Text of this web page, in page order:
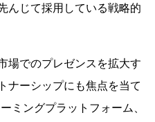
んじて採用している戦略的
場でのプレゼンスを拡大す
ナーシップにも焦点を当て
ミングプラットフォーム、